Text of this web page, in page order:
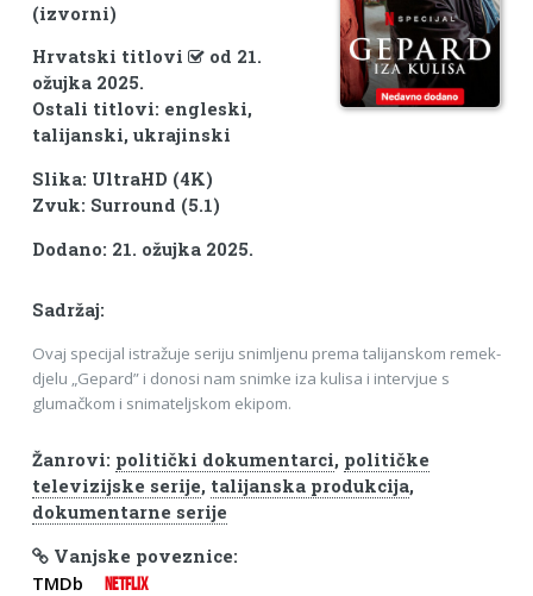
(izvorni)
Hrvatski titlovi
od 21.
ožujka 2025.
Ostali titlovi: engleski,
talijanski, ukrajinski
Slika: UltraHD (4K)
Zvuk: Surround (5.1)
Dodano: 21. ožujka 2025.
Sadržaj:
Ovaj specijal istražuje seriju snimljenu prema talijanskom remek-
djelu „Gepard” i donosi nam snimke iza kulisa i intervjue s
glumačkom i snimateljskom ekipom.
Žanrovi: politički dokumentarci, političke
televizijske serije, talijanska produkcija,
dokumentarne serije
Vanjske poveznice:
TMDb NETFLIX